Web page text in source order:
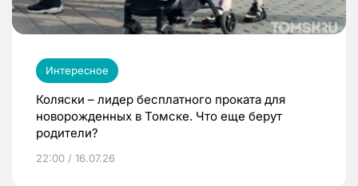
Интересное
Коляски – лидер бесплатного проката для
новорожденных в Томске. Что еще берут
родители?
22:00 / 16.07.26